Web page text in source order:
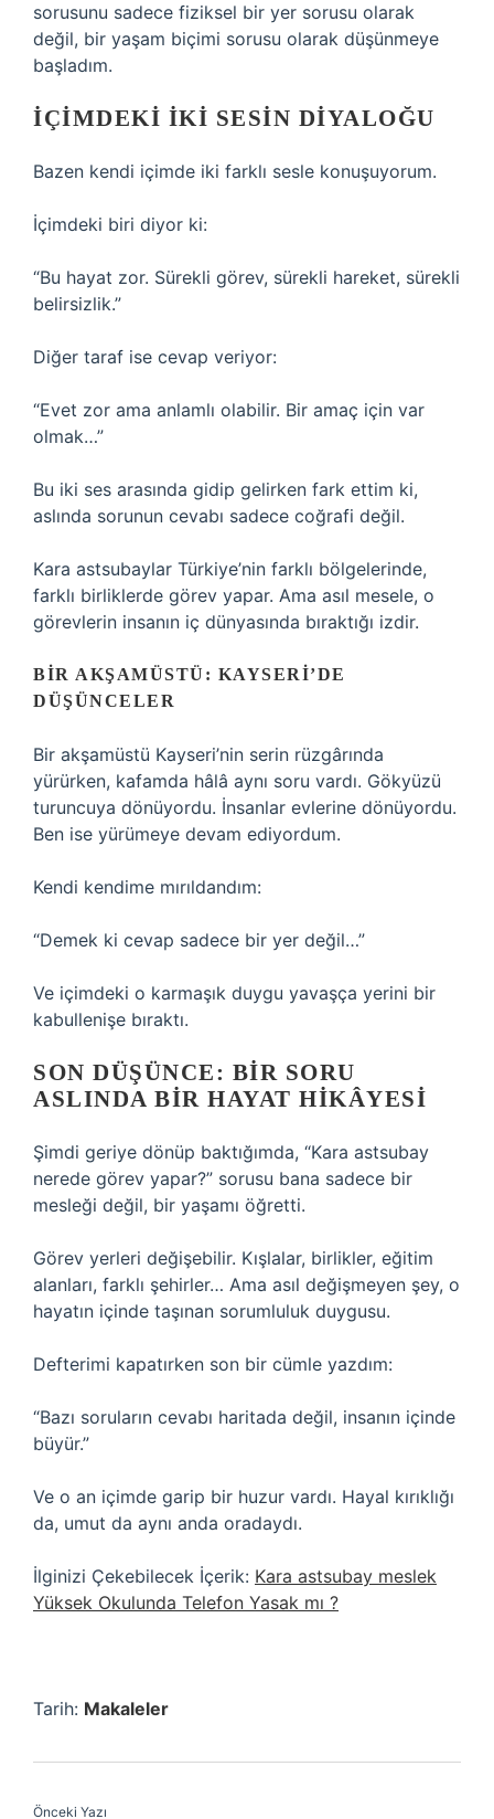
sorusunu sadece fiziksel bir yer sorusu olarak
değil, bir yaşam biçimi sorusu olarak düşünmeye
başladım.
İÇIMDEKI İKI SESIN DIYALOĞU
Bazen kendi içimde iki farklı sesle konuşuyorum.
İçimdeki biri diyor ki:
“Bu hayat zor. Sürekli görev, sürekli hareket, sürekli
belirsizlik.”
Diğer taraf ise cevap veriyor:
“Evet zor ama anlamlı olabilir. Bir amaç için var
olmak…”
Bu iki ses arasında gidip gelirken fark ettim ki,
aslında sorunun cevabı sadece coğrafi değil.
Kara astsubaylar Türkiye’nin farklı bölgelerinde,
farklı birliklerde görev yapar. Ama asıl mesele, o
görevlerin insanın iç dünyasında bıraktığı izdir.
BIR AKŞAMÜSTÜ: KAYSERI’DE
DÜŞÜNCELER
Bir akşamüstü Kayseri’nin serin rüzgârında
yürürken, kafamda hâlâ aynı soru vardı. Gökyüzü
turuncuya dönüyordu. İnsanlar evlerine dönüyordu.
Ben ise yürümeye devam ediyordum.
Kendi kendime mırıldandım:
“Demek ki cevap sadece bir yer değil…”
Ve içimdeki o karmaşık duygu yavaşça yerini bir
kabullenişe bıraktı.
SON DÜŞÜNCE: BIR SORU
ASLINDA BIR HAYAT HIKÂYESI
Şimdi geriye dönüp baktığımda, “Kara astsubay
nerede görev yapar?” sorusu bana sadece bir
mesleği değil, bir yaşamı öğretti.
Görev yerleri değişebilir. Kışlalar, birlikler, eğitim
alanları, farklı şehirler… Ama asıl değişmeyen şey, o
hayatın içinde taşınan sorumluluk duygusu.
Defterimi kapatırken son bir cümle yazdım:
“Bazı soruların cevabı haritada değil, insanın içinde
büyür.”
Ve o an içimde garip bir huzur vardı. Hayal kırıklığı
da, umut da aynı anda oradaydı.
İlginizi Çekebilecek İçerik: Kara astsubay meslek
Yüksek Okulunda Telefon Yasak mı ?
Tarih: Makaleler
Önceki Yazı